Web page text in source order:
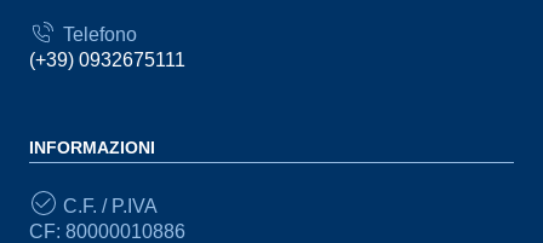
Telefono
(+39) 0932675111
INFORMAZIONI
C.F. / P.IVA
CF: 80000010886